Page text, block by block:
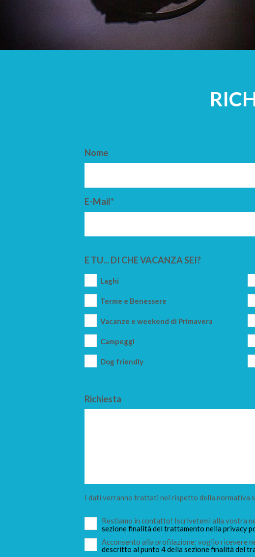
ARRIVO PARTENZA
Nome
E-Mail*
E TU... DI CHE VACANZA SEI?
Laghi
Terme e Benessere
Vacanze e weekend di Primavera
Campeggi
Dog friendly
Richiesta
I dati verranno trattati nel rispetto della normativa
Restiamo in contatto! Iscrivetemi alla vostra
sezione finalità del trattamento nella privacy
Acconsento alla profilazione: voglio ricevere
descritto al punto 4 della sezione finalità del